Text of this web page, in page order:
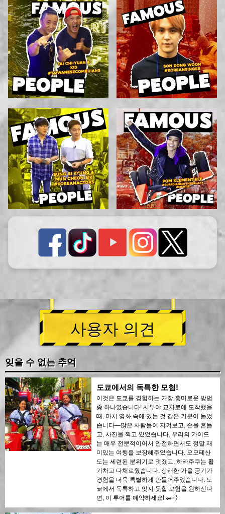
사용자 의견
잊을 수 없는 추억
도쿄에서의 독특한 모험!
이것은 도쿄를 경험하는 가장 흥미로운 방법
중 하나였습니다! 시부야 교차로에 도착했을
때, 마치 영화 속에 있는 것 같은 기분이 들었
습니다—많은 사람들이 지켜보고, 손을 흔들
고, 사진을 찍고 있었습니다. 우리의 가이드
는 매우 전문적이어서 안전하면서도 정말 재
미있는 여행을 보장해주었습니다. 오모테산
도는 세련된 분위기로 멋졌고, 하라주쿠는 활
기차고 다채로웠습니다. 상쾌한 가을 공기가
경험을 더욱 특별하게 만들어주었습니다. 도
쿄에서 독특하고 잊지 못할 모험을 원하신다
면, 이 투어를 예약하세요! 🚗💨